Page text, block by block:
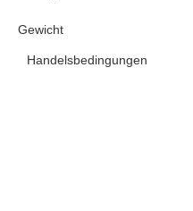
Gewicht
Handelsbedingungen